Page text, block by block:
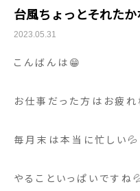
台風ちょっとそれたか
2023.05.31
こんばんは😁
お仕事だった方はお疲
毎月末は本当に忙しい💦
やることいっぱいですね